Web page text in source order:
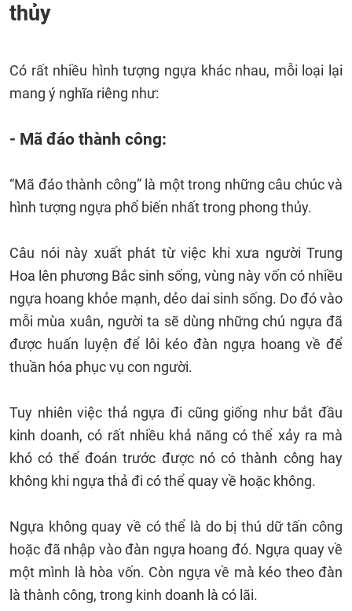
thủy
Có rất nhiều hình tượng ngựa khác nhau, mỗi loại lại
mang ý nghĩa riêng như:
- Mã đáo thành công:
“Mã đáo thành công” là một trong những câu chúc và
hình tượng ngựa phổ biến nhất trong phong thủy.
Câu nói này xuất phát từ việc khi xưa người Trung
Hoa lên phương Bắc sinh sống, vùng này vốn có nhiều
ngựa hoang khỏe mạnh, dẻo dai sinh sống. Do đó vào
mỗi mùa xuân, người ta sẽ dùng những chú ngựa đã
được huấn luyện để lôi kéo đàn ngựa hoang về để
thuần hóa phục vụ con người.
Tuy nhiên việc thả ngựa đi cũng giống như bắt đầu
kinh doanh, có rất nhiều khả năng có thể xảy ra mà
khó có thể đoán trước được nó có thành công hay
không khi ngựa thả đi có thể quay về hoặc không.
Ngựa không quay về có thể là do bị thú dữ tấn công
hoặc đã nhập vào đàn ngựa hoang đó. Ngựa quay về
một mình là hòa vốn. Còn ngựa về mà kéo theo đàn
là thành công, trong kinh doanh là có lãi.